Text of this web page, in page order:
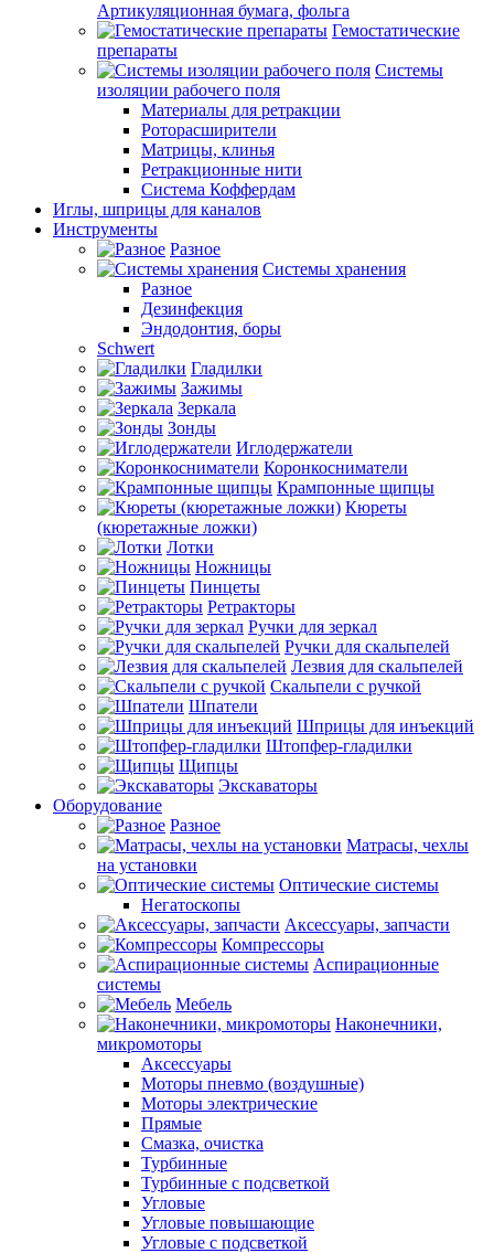
Артикуляционная бумага, фольга
Гемостатические
препараты
Системы
изоляции рабочего поля
Материалы для ретракции
Роторасширители
Матрицы, клинья
Ретракционные нити
Система Коффердам
Иглы, шприцы для каналов
Инструменты
Разное
Системы хранения
Разное
Дезинфекция
Эндодонтия, боры
Schwert
Гладилки
Зажимы
Зеркала
Зонды
Иглодержатели
Коронкосниматели
Крампонные щипцы
Кюреты
(кюретажные ложки)
Лотки
Ножницы
Пинцеты
Ретракторы
Ручки для зеркал
Ручки для скальпелей
Лезвия для скальпелей
Скальпели с ручкой
Шпатели
Шприцы для инъекций
Штопфер-гладилки
Щипцы
Экскаваторы
Оборудование
Разное
Матрасы, чехлы
на установки
Оптические системы
Негатоскопы
Аксессуары, запчасти
Компрессоры
Аспирационные
системы
Мебель
Наконечники,
микромоторы
Аксессуары
Моторы пневмо (воздушные)
Моторы электрические
Прямые
Смазка, очистка
Турбинные
Турбинные с подсветкой
Угловые
Угловые повышающие
Угловые с подсветкой